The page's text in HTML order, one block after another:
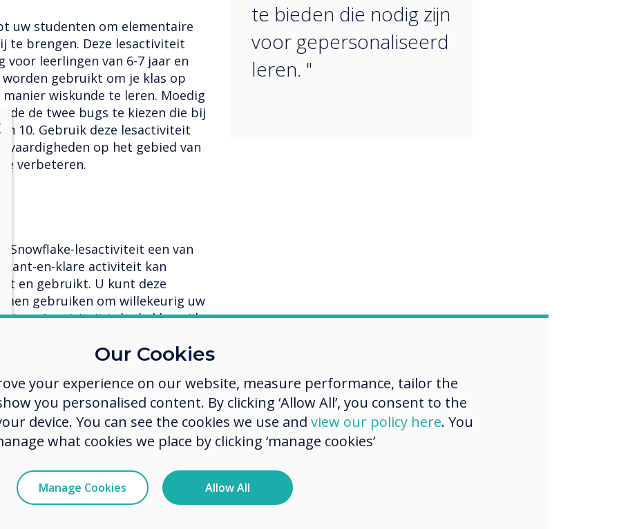
uw studenten om elementaire
te brengen. Deze lesactiviteit
voor leerlingen van 6-7 jaar en
gebruikt om je klas op
wiskunde te leren. Moedig
de twee bugs te kiezen die bij
10. Gebruik deze lesactiviteit
vaardigheden op het gebied van
verbeteren.
Snowflake-lesactiviteit een van
kant-en-klare activiteit kan
en gebruikt. U kunt deze
gebruiken om willekeurig uw
activiteit is leuk, kleurrijk
kunt hem zelfs zo instellen dat
van uw studenten vast te
weten wanneer ze worden
Sneeuwvlok is een
te bieden die nodig zijn
voor gepersonaliseerd
leren. "
Our Cookies
your experience on our website, measure performance, tailor the
you personalised content. By clicking ‘Allow All’, you consent to the
device. You can see the cookies we use and view our policy here. You
what cookies we place by clicking ‘manage cookies’
Manage Cookies Allow All